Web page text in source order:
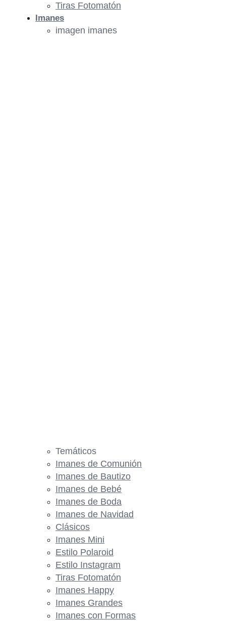
Tiras Fotomatón
Imanes
imagen imanes
Temáticos
Imanes de Comunión
Imanes de Bautizo
Imanes de Bebé
Imanes de Boda
Imanes de Navidad
Clásicos
Imanes Mini
Estilo Polaroid
Estilo Instagram
Tiras Fotomatón
Imanes Happy
Imanes Grandes
Imanes con Formas